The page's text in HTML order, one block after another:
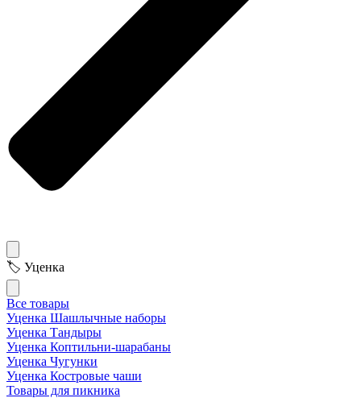
🏷 Уценка
Все товары
Уценка Шашлычные наборы
Уценка Тандыры
Уценка Коптильни-шарабаны
Уценка Чугунки
Уценка Костровые чаши
Товары для пикника